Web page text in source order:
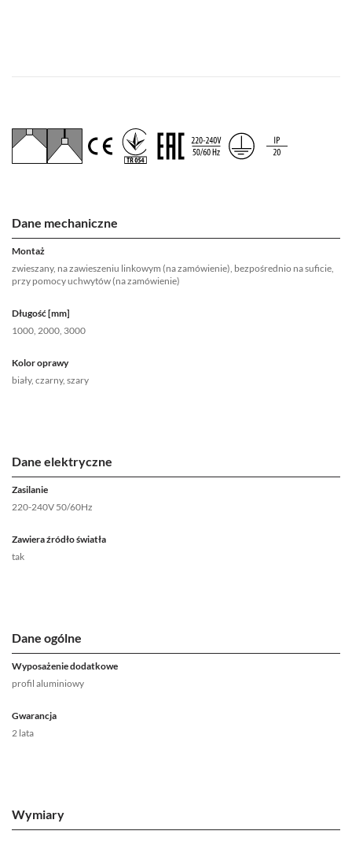
Dane mechaniczne
Montaż
zwieszany, na zawieszeniu linkowym (na zamówienie), bezpośrednio na suficie,
przy pomocy uchwytów (na zamówienie)
Długość [mm]
1000, 2000, 3000
Kolor oprawy
biały, czarny, szary
Dane elektryczne
Zasilanie
220-240V 50/60Hz
Zawiera źródło światła
tak
Dane ogólne
Wyposażenie dodatkowe
profil aluminiowy
Gwarancja
2 lata
Wymiary